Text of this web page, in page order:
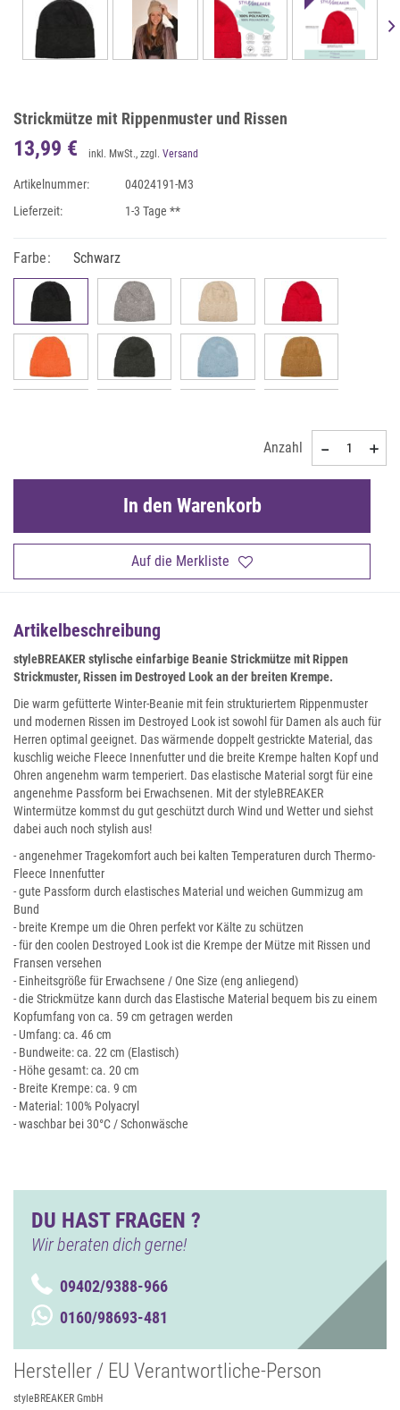
Strickmütze mit Rippenmuster und Rissen
13,99 € inkl. MwSt., zzgl. Versand
Artikelnummer:
04024191-M3
Lieferzeit:
1-3 Tage **
Farbe: Schwarz
Anzahl
Auf die Merkliste
In den Warenkorb
Artikelbeschreibung
styleBREAKER stylische einfarbige Beanie Strickmütze mit Rippen
Strickmuster, Rissen im Destroyed Look an der breiten Krempe.
Die warm gefütterte Winter-Beanie mit fein strukturiertem Rippenmuster
und modernen Rissen im Destroyed Look ist sowohl für Damen als auch für
Herren optimal geeignet. Das wärmende doppelt gestrickte Material, das
kuschlig weiche Fleece Innenfutter und die breite Krempe halten Kopf und
Ohren angenehm warm temperiert. Das elastische Material sorgt für eine
angenehme Passform bei Erwachsenen. Mit der styleBREAKER
Wintermütze kommst du gut geschützt durch Wind und Wetter und siehst
dabei auch noch stylish aus!
- angenehmer Tragekomfort auch bei kalten Temperaturen durch Thermo-
Fleece Innenfutter
- gute Passform durch elastisches Material und weichen Gummizug am
Bund
- breite Krempe um die Ohren perfekt vor Kälte zu schützen
- für den coolen Destroyed Look ist die Krempe der Mütze mit Rissen und
Fransen versehen
- Einheitsgröße für Erwachsene / One Size (eng anliegend)
- die Strickmütze kann durch das Elastische Material bequem bis zu einem
Kopfumfang von ca. 59 cm getragen werden
- Umfang: ca. 46 cm
- Bundweite: ca. 22 cm (Elastisch)
- Höhe gesamt: ca. 20 cm
- Breite Krempe: ca. 9 cm
- Material: 100% Polyacryl
- waschbar bei 30°C / Schonwäsche
DU HAST FRAGEN ?
Wir beraten dich gerne!
09402/9388-966
0160/98693-481
Hersteller / EU Verantwortliche-Person
styleBREAKER GmbH